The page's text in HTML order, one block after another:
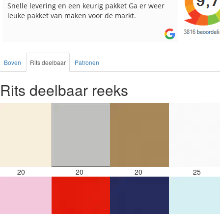
Reeds meerdere keren breigaren en breinaalden
besteld, altijd heel tevreden over de service.
Snelle
Boven Rits deelbaar Patronen
Rits deelbaar reeks
20 20 20 25